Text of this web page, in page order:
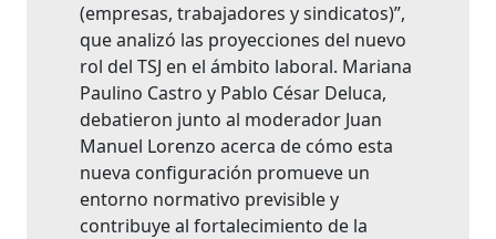
(empresas, trabajadores y sindicatos)”,
que analizó las proyecciones del nuevo
rol del TSJ en el ámbito laboral. Mariana
Paulino Castro y Pablo César Deluca,
debatieron junto al moderador Juan
Manuel Lorenzo acerca de cómo esta
nueva configuración promueve un
entorno normativo previsible y
contribuye al fortalecimiento de la